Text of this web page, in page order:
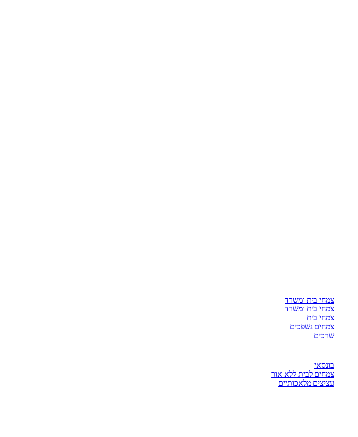
צמחי בית ומשרד
צמחי בית ומשרד
צמחי בית
צמחים נשפכים
שרכים
בונסאי
צמחים לבית ללא אור
עציצים מלאכותיים